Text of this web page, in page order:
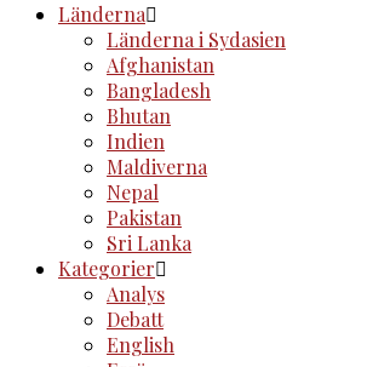
Länderna
Länderna i Sydasien
Afghanistan
Bangladesh
Bhutan
Indien
Maldiverna
Nepal
Pakistan
Sri Lanka
Kategorier
Analys
Debatt
English